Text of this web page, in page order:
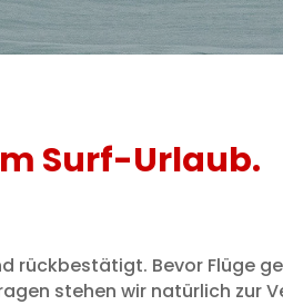
Surf-Urlaub.
rückbestätigt. Bevor Flüge
stehen wir natürlich zur